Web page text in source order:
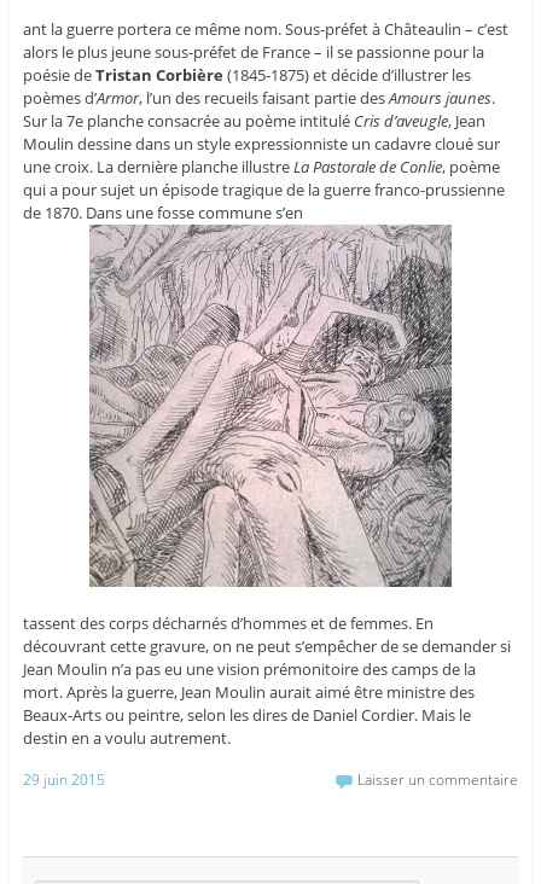
ant la guerre portera ce même nom. Sous-préfet à Châteaulin – c’est
alors le plus jeune sous-préfet de France – il se passionne pour la
poésie deTristan Corbière (1845-1875) et décide d’illustrer les
poèmes d’Armor, l’un des recueils faisant partie desAmours jaunes.
Sur la 7e planche consacrée au poème intitulé Cris d’aveugle, Jean
Moulin dessine dans un style expressionniste un cadavre cloué sur
une croix. La dernière planche illustreLa Pastorale de Conlie, poème
qui a pour sujet un épisode tragique de la guerre franco-prussienne
de 1870. Dans une fosse commune s’en
tassent des corps décharnés d’hommes et de femmes. En
découvrant cette gravure, on ne peut s’empêcher de se demander si
Jean Moulin n’a pas eu une vision prémonitoire des camps de la
mort. Après la guerre, Jean Moulin aurait aimé être ministre des
Beaux-Arts ou peintre, selon les dires de Daniel Cordier. Mais le
destin en a voulu autrement.
29 juin 2015 Laisser un commentaire